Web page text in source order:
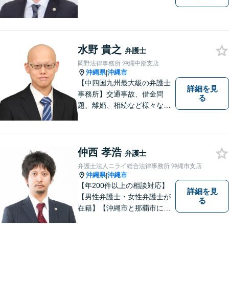
水野 貴之 弁護士
岡野法律事務所 沖縄中部支店
沖縄県|沖縄市
【中四国九州最大級の弁護士
事務所】交通事故、借金問
題、離婚、相続など様々な問
い！
詳細を見
る
仲西 孝浩 弁護士
弁護士法人ニライ総合法律事務所 沖縄市支店
沖縄県|沖縄市
【年200件以上の相談対応】
【男性弁護士・女性弁護士が
在籍】【沖縄市と那覇市に事
詳細を見
る